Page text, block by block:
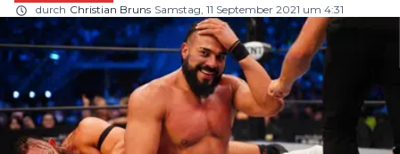
durch Christian Bruns Samstag, 11 September 2021 um 4:31